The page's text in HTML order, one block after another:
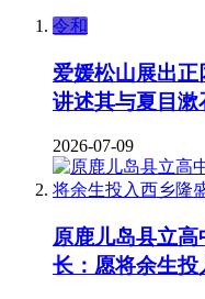
令和
爱媛松山展出正
讲述其与夏目漱
2026-07-09
原鹿儿岛县立
长：愿将余生